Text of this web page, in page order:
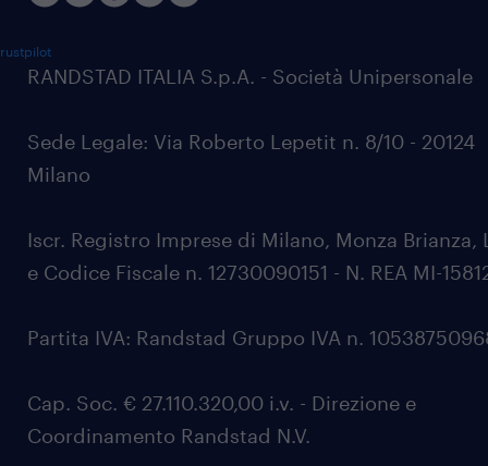
RANDSTAD ITALIA S.p.A. - Società Unipersonale
Sede Legale: Via Roberto Lepetit n. 8/10 - 20124
Milano
Iscr. Registro Imprese di Milano, Monza Brianza,
e Codice Fiscale n. 12730090151 - N. REA MI-
Partita IVA: Randstad Gruppo IVA n.
Cap. Soc. € 27.110.320,00 i.v. - Direzione e
Coordinamento Randstad N.V.